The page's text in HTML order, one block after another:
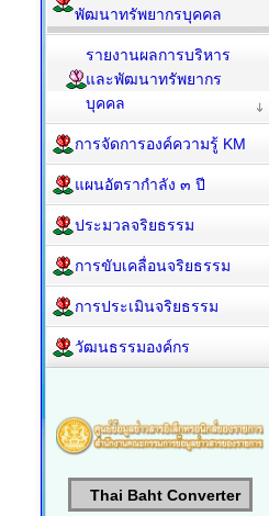
พัฒนาทรัพยากรบุคคล
รายงานผลการบริหาร
และพัฒนาทรัพยากร
บุคคล
การจัดการองค์ความรู้ KM
แผนอัตรากำลัง ๓ ปี
ประมวลจริยธรรม
การขับเคลื่อนจริยธรรม
การประเมินจริยธรรม
วัฒนธรรมองค์กร
Thai Baht Converter